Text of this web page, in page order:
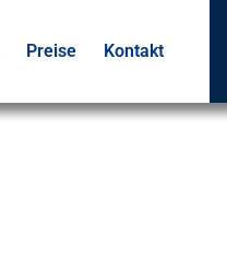
Preise Kontakt